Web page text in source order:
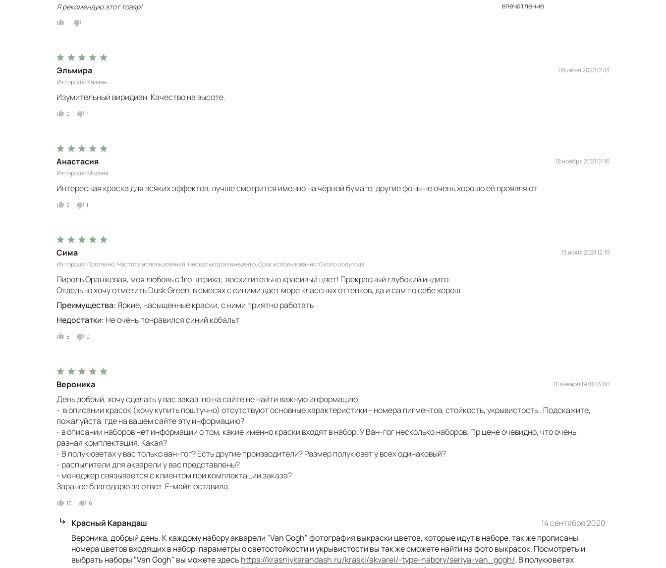
Я рекомендую этот товар!
впечатление
Эльмира
Из города Казань
09 июня 2022 01:13
Изумительный виридиан. Качество на высоте.
0 1
Анастасия
Из города Москва
18 ноября 2021 01:16
Интересная краска для всяких эффектов, лучше смотрится именно на чёрной бумаге, другие фоны не очень хорошо её проявляют
2 1
Сима
Из города Протвино Частота использования Несколько раз в неделю Срок использования Около полугода
13 июля 2021 12:19
Пироль Оранжевая, моя любовь с 1го штриха, восхитительно красивый цвет! Прекрасный глубокий индиго
Отдельно хочу отметить Dusk Green, в смесях с синими дает море классных оттенков, да и сам по себе хорош
Преимущества:Яркие, насыщенные краски, с ними приятно работать
Недостатки: Не очень понравился синий кобальт
5 0
Вероника 01 января 1970 03:00
День добрый, хочу сделать у вас заказ, но на сайте не найти важную информацию:
- в описании красок (хочу купить поштучно) отсутствуют основные характеристики - номера пигментов, стойкость, укрывистость . Подскажите,
пожалуйста, где на вашем сайте эту информацию?
- в описании наборов нет информации о том, какие именно краски входят в набор. У Ван-гог несколько наборов. Пр цене очевидно, что очень
разная комплектация. Какая?
- В полукюветах у вас только ван-гог? Есть другие производители? Размер полукювет у всех одинаковый?
- распылители для акварели у вас представлены?
- менеджер связывается с клиентом при комплектации заказа?
Заранее благодарю за ответ. Е-майл оставила.
10 6
Красный Карандаш
14 сентября 2020
Вероника, добрый день. К каждому набору акварели "Van Gogh" фотография выкраски цветов, которые идут в наборе, так же прописаны
номера цветов входящих в набор, параметры о светостойкости и укрывистости вы так же сможете найти на фото выкрасок. Посмотреть и
выбрать наборы "Van Gogh" вы можете здесь https://krasniykarandash.ru/kraski/akvarel/-type-nabory/seriya-van_gogh/. В полукюветах